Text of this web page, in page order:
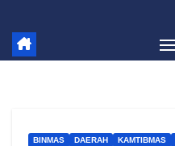
BINMAS DAERAH KAMTIBMAS